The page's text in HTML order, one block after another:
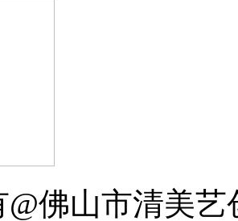
@佛山市清美